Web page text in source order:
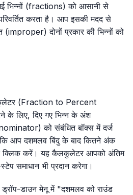
भिन्नों (fractions) को आसानी से
करता है। आप इसकी मदद से
दोनों प्रकार की भिन्नों को
(Fraction to Percent
के लिए, दिए गए भिन्न के अंश
को संबंधित बॉक्स में दर्ज
आप दशमलव बिंदु के बाद कितने अंक
करें। यह कैलकुलेटर आपको अंतिम
समाधान भी प्रदान करेगा।
डाउन मेनू में "दशमलव को राउंड